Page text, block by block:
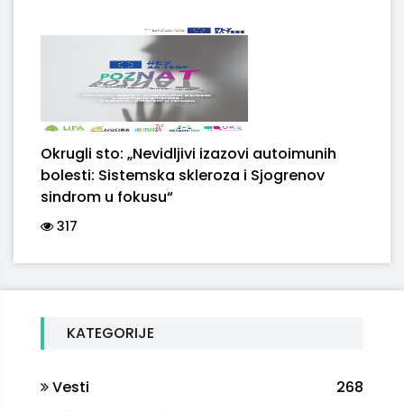
Okrugli sto: „Nevidljivi izazovi autoimunih
bolesti: Sistemska skleroza i Sjogrenov
sindrom u fokusu“
317
KATEGORIJE
Vesti
268